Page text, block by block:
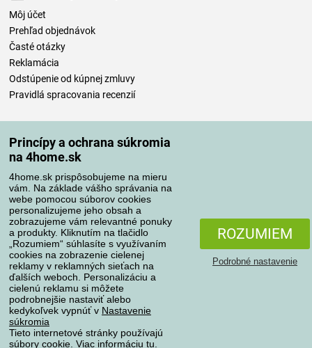
Princípy a ochrana súkromia
na 4home.sk
4home.sk prispôsobujeme na mieru
vám. Na základe vášho správania na
webe pomocou súborov cookies
personalizujeme jeho obsah a
zobrazujeme vám relevantné ponuky
a produkty. Kliknutím na tlačidlo
„Rozumiem“ súhlasíte s využívaním
cookies na zobrazenie cielenej
reklamy v reklamných sieťach na
ďalších weboch. Personalizáciu a
cielenú reklamu si môžete
podrobnejšie nastaviť alebo
kedykoľvek vypnúť v Nastavenie
súkromia
Tieto internetové stránky používajú
súbory cookie. Viac informáciu tu
ROZUMIEM
Podrobné nastavenie
Môj účet
Prehľad objednávok
Časté otázky
Reklamácia
Odstúpenie od kúpnej zmluvy
Pravidlá spracovania recenzií
Spôsoby platby
Spoľahlivý obchod